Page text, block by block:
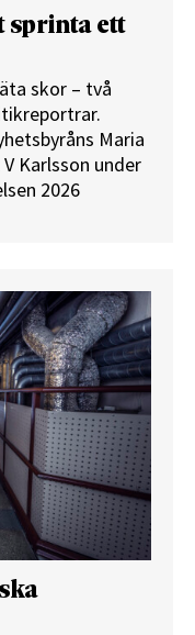
sprinta ett
skor – två
Maria
Karlsson under
2026